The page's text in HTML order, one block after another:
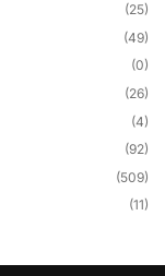
(25)
(49)
(0)
(26)
(4)
(92)
(509)
(11)